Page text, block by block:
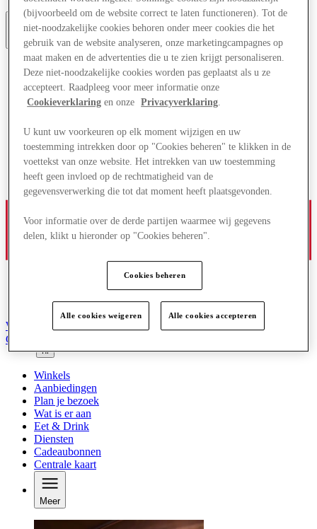
Meer
Word lid van de Club
Gered,
nl
Winkels
Aanbiedingen
Plan je bezoek
Wat is er aan
Eet & Drink
Diensten
Cadeaubonnen
Centrale kaart
Meer
(bijvoorbeeld om de website correct te laten functioneren). Tot de
niet-noodzakelijke cookies behoren onder meer cookies die het
gebruik van de website analyseren, onze marketingcampagnes op
maat maken en de advertenties die u te zien krijgt personaliseren.
Deze niet-noodzakelijke cookies worden pas geplaatst als u ze
accepteert. Raadpleeg voor meer informatie onze
Cookieverklaring en onze Privacyverklaring
U kunt uw voorkeuren op elk moment wijzigen en uw
toestemming intrekken door op "Cookies beheren" te klikken in de
voettekst van onze website. Het intrekken van uw toestemming
heeft geen invloed op de rechtmatigheid van de
gegevensverwerking die tot dat moment heeft plaatsgevonden.
Voor informatie over de derde partijen waarmee wij gegevens
delen, klikt u hieronder op "Cookies beheren".
Cookies beheren
Alle cookies weigeren Alle cookies accepteren